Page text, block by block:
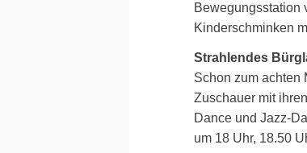
Bewegungsstation
Kinderschminken
Strahlendes
Schon zum achten
Zuschauer mit
Dance und Jazz-
um 18 Uhr, 18.50